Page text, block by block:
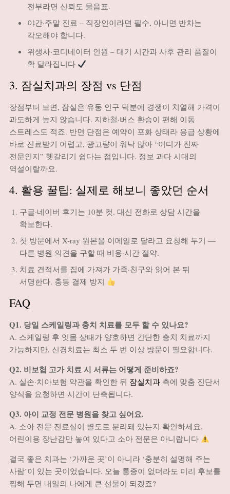
전부라면 신뢰도 물음표.
야간·주말 진료 – 직장인이라면 필수, 아니면 반차는
각오해야 합니다.
위생사·코디네이터 인원 – 대기 시간과 사후 관리 품질이
확 달라집니다
3. 잠실치과의 장점 vs 단점
장점부터 보면, 잠실은 유동 인구 덕분에 경쟁이 치열해 가격이
과도하게 높지 않습니다. 지하철·버스 환승이 편해 이동
스트레스도 적죠. 반면 단점은 예약이 포화 상태라 응급 상황에
바로 진료받기 어렵고, 광고량이 워낙 많아 “어디가 진짜
전문인지” 헷갈리기 쉽다는 점입니다. 정보 과다 시대의
역설이랄까요.
4. 활용 꿀팁: 실제로 해보니 좋았던 순서
구글·네이버 후기는 10분 컷. 대신 전화로 상담 시간을
확보한다.
첫 방문에서 X-ray 원본을 이메일로 달라고 요청해 두기 ―
다른 병원 의견을 구할 때 비용·시간 절약.
치료 견적서를 집에 가져가 가족·친구와 읽어 본 뒤
서명한다. 충동 결제 방지
FAQ
Q1. 당일 스케일링과 충치 치료를 모두 할 수 있나요?
A. 스케일링 후 잇몸 상태가 양호하면 간단한 충치 치료까지
가능하지만, 신경치료는 최소 두 번 이상 방문이 필요합니다.
Q2. 비보험 고가 치료 시 서류는 어떻게 준비하죠?
A. 실손·치아보험 약관을 확인한 뒤 잠실치과측에 맞춤 진단서
양식을 요청하면 시간이 단축됩니다.
Q3. 아이 교정 전문 병원을 찾고 싶어요.
A. 소아 전문 진료실이 별도로 분리돼 있는지 확인하세요.
어린이용 장난감만 놓여 있다고 소아 전문은 아니랍니다
결국 좋은 치과는 ‘가까운 곳’이 아니라 ‘충분히 설명해 주는
사람’이 있는 곳이었습니다. 오늘 통증이 없더라도 미리 후보를
찜해 두면 내일의 나에게 큰 선물이 되겠죠?